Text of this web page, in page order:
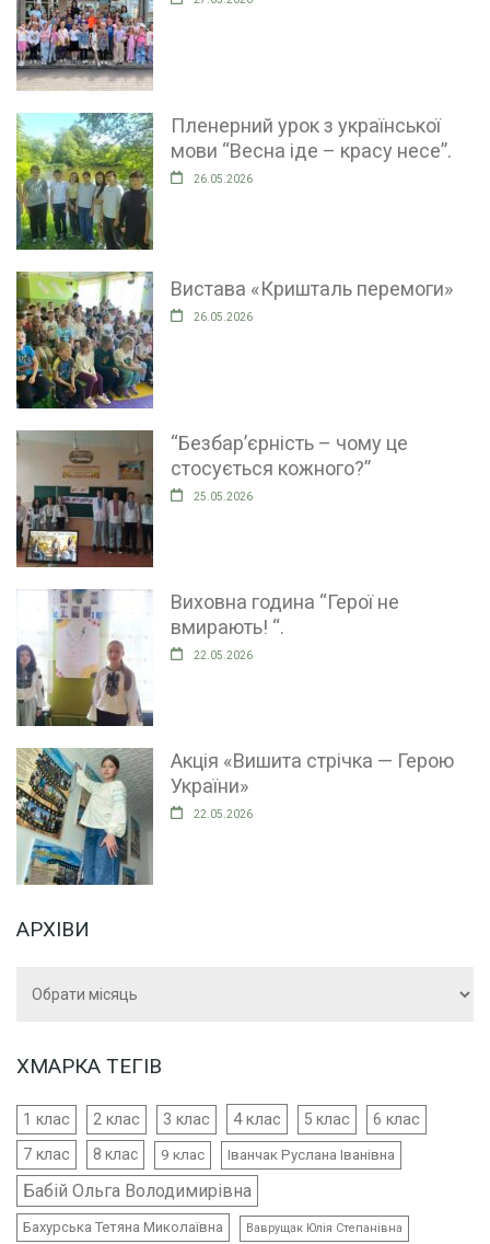
Пленерний урок з української
мови “Весна іде – красу несе”.
26.05.2026
Вистава «Кришталь перемоги»
26.05.2026
“Безбар’єрність – чому це
стосується кожного?”
25.05.2026
Виховна година “Герої не
вмирають! “.
22.05.2026
Акція «Вишита стрічка — Герою
України»
22.05.2026
АРХІВИ
ХМАРКА ТЕГІВ
1 клас 2 клас 3 клас 4 клас 5 клас 6 клас
7 клас 8 клас 9 клас Іванчак Руслана Іванівна
Бабій Ольга Володимирівна
Бахурська Тетяна Миколаївна Ваврущак Юлія Степанівна